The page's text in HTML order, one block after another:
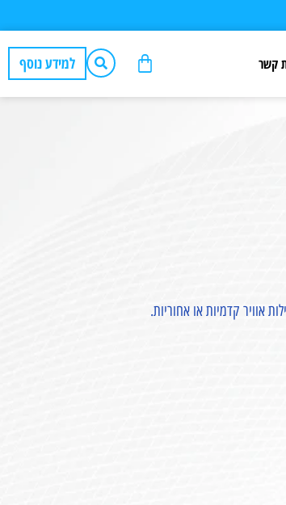
קשר למידע נוסף
אוויר קדמיות או אחוריות.